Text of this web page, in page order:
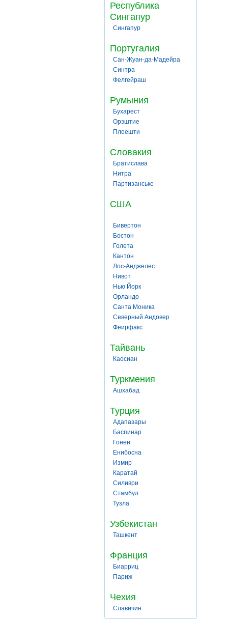
Республика
Сингапур
Сингапур
Португалия
Сан-Жуан-да-Мадейра
Синтра
Фелгейраш
Румыния
Бухарест
Орэштие
Плоешти
Словакия
Братислава
Нитра
Партизанське
США
Бивертон
Бостон
Голета
Кантон
Лос-Анджелес
Нивот
Нью Йорк
Орландо
Санта Моника
Северный Андовер
Феирфакс
Тайвань
Каосиан
Туркмения
Ашхабад
Турция
Адапазары
Баспинар
Гонен
Енибосна
Измир
Каратай
Силиври
Стамбул
Тузла
Узбекистан
Ташкент
Франция
Биарриц
Париж
Чехия
Славичин